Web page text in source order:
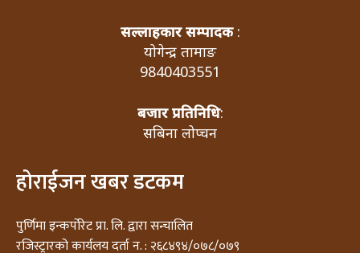
सल्लाहकार सम्पादक:
योगेन्द्र तामाङ
9840403551
बजार प्रतिनिधि:
सबिना लोप्चन
होराईजन खबर डटकम
पुर्णिमा इन्कर्पोरेट प्रा. लि. द्वारा सन्चालित
रजिस्ट्रारको कार्यलय दर्ता न. : २६८४९४/०७८/०७९